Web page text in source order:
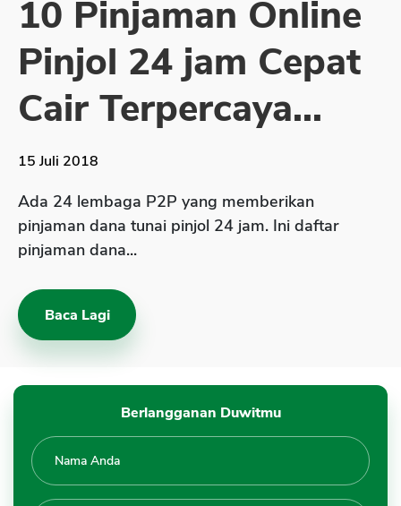
Sekuritas Saham
Bank Digital
Crypto
Assets Crypto
Asuransi Jiwa
Asuransi Kesehatan
10 Pinjaman Online
Pinjol 24 jam Cepat
Cair Terpercaya...
15 Juli 2018
Ada 24 lembaga P2P yang memberikan
pinjaman dana tunai pinjol 24 jam. Ini daftar
pinjaman dana...
Baca Lagi
Berlangganan Duwitmu